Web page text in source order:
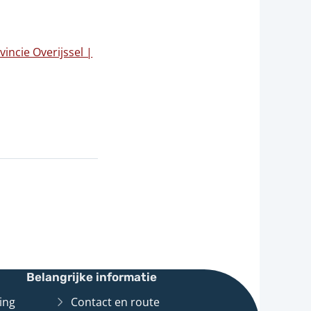
Overijssel |
Belangrijke informatie
Contact en route